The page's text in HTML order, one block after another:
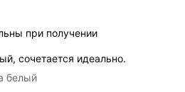
при получении
сочетается идеально.
белый